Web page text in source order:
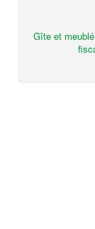
Gîte et